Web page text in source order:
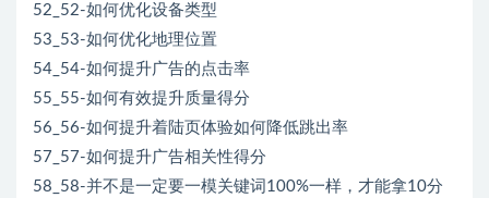
52_52-如何优化设备类型
53_53-如何优化地理位置
54_54-如何提升广告的点击率
55_55-如何有效提升质量得分
56_56-如何提升着陆页体验如何降低跳出率
57_57-如何提升广告相关性得分
58_58-并不是一定要一模关键词100%一样，才能拿10分